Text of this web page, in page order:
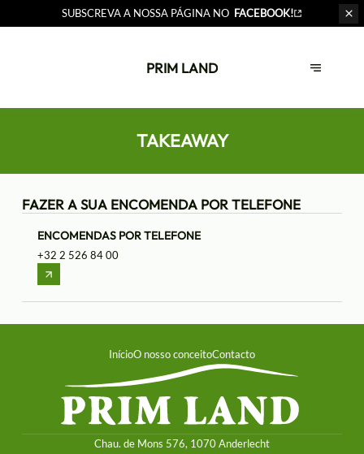
SUBSCREVA A NOSSA PÁGINA NO FACEBOOK!
PRIM LAND
TAKEAWAY
FAZER A SUA ENCOMENDA POR TELEFONE
ENCOMENDAS POR TELEFONE
+32 2 526 84 00
InícioO nosso conceitoContacto
Chau. de Mons 576, 1070 Anderlecht